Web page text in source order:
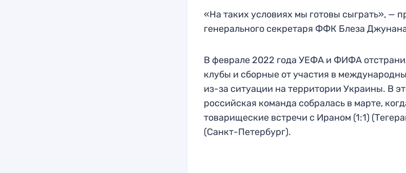
«На таких условиях мы готовы сыграть», —
генерального секретаря ФФК Блеза
В феврале 2022 года УЕФА и ФИФА
клубы и сборные от участия в
из-за ситуации на территории Украины. В
российская команда собралась в марте,
товарищеские встречи с Ираном (1:1)
(Санкт-Петербург).